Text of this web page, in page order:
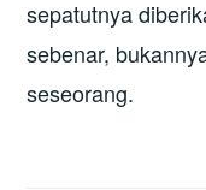
sepatutnya
sebenar,
seseorang.